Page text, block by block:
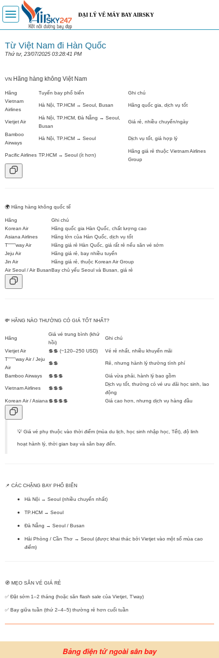
Toggle
navigation
ĐẠI LÝ VÉ MÁY BAY AIRSKY
Từ Việt Nam đi Hàn Quốc
Thứ tư, 23/07/2025 03:28:41 PM
VN Hãng hàng không Việt Nam
Hãng Tuyến bay phổ biến
Ghi chú
Vietnam
Airlines
Hà Nội, TP.HCM → Seoul, Busan Hãng quốc gia, dịch vụ tốt
Vietjet Air
Hà Nội, TP.HCM, Đà Nẵng → Seoul,
Busan
Giá rẻ, nhiều chuyến/ngày
Bamboo
Airways
Hà Nội, TP.HCM → Seoul Dịch vụ tốt, giá hợp lý
Pacific Airlines TP.HCM → Seoul (ít hơn)
Hãng giá rẻ thuộc Vietnam Airlines
Group
🌍 Hãng hàng không quốc tế
Hãng
Ghi chú
Korean Air
Hãng quốc gia Hàn Quốc, chất lượng cao
Asiana Airlines
Hãng lớn của Hàn Quốc, dịch vụ tốt
T''''''''way Air
Hãng giá rẻ Hàn Quốc, giá rất rẻ nếu săn vé sớm
Jeju Air
Hãng giá rẻ, bay nhiều tuyến
Jin Air
Hãng giá rẻ, thuộc Korean Air Group
Air Seoul / Air BusanBay chủ yếu Seoul và Busan, giá rẻ
💸 HÃNG NÀO THƯỜNG CÓ GIÁ TỐT NHẤT?
Hãng
Giá vé trung bình (khứ
hồi)
Ghi chú
Vietjet Air 💲💲 (~120–250 USD)
Vé rẻ nhất, nhiều khuyến mãi
T''''''''way Air / Jeju
Air
💲💲 Rẻ, nhưng hành lý thường tính phí
Bamboo Airways 💲💲💲 Giá vừa phải, hành lý bao gồm
Vietnam Airlines 💲💲💲
Dịch vụ tốt, thường có vé ưu đãi học sinh, lao
động
Korean Air / Asiana 💲💲💲💲 Giá cao hơn, nhưng dịch vụ hàng đầu
💡 Giá vé phụ thuộc vào thời điểm (mùa du lịch, học sinh nhập học, Tết), độ linh
hoạt hành lý, thời gian bay và sân bay đến.
📌 CÁC CHẶNG BAY PHỔ BIẾN
Hà Nội → Seoul (nhiều chuyến nhất)
TP.HCM → Seoul
Đà Nẵng → Seoul / Busan
Hải Phòng / Cần Thơ → Seoul (được khai thác bởi Vietjet vào một số mùa cao
điểm)
🧭 MẸO SĂN VÉ GIÁ RẺ
✅ Đặt sớm 1–2 tháng (hoặc săn flash sale của Vietjet, T’way)
✅ Bay giữa tuần (thứ 2–4–5) thường rẻ hơn cuối tuần
Bảng điện tử ngoài sân bay